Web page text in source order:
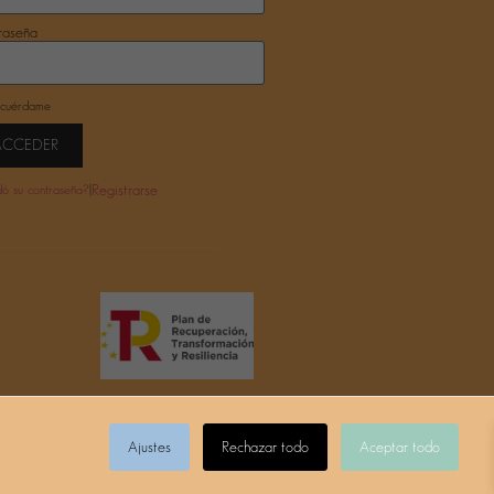
su contraseña? Registrarse
Ajustes Rechazar todo Aceptar todo